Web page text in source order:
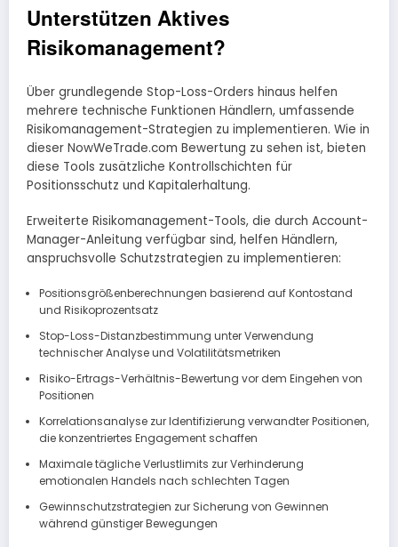
Unterstützen Aktives
Risikomanagement?
Über grundlegende Stop-Loss-Orders hinaus helfen
mehrere technische Funktionen Händlern, umfassende
Risikomanagement-Strategien zu implementieren. Wie in
dieser NowWeTrade.com Bewertung zu sehen ist, bieten
diese Tools zusätzliche Kontrollschichten für
Positionsschutz und Kapitalerhaltung.
Erweiterte Risikomanagement-Tools, die durch Account-
Manager-Anleitung verfügbar sind, helfen Händlern,
anspruchsvolle Schutzstrategien zu implementieren:
Positionsgrößenberechnungen basierend auf Kontostand
und Risikoprozentsatz
Stop-Loss-Distanzbestimmung unter Verwendung
technischer Analyse und Volatilitätsmetriken
Risiko-Ertrags-Verhältnis-Bewertung vor dem Eingehen von
Positionen
Korrelationsanalyse zur Identifizierung verwandter Positionen,
die konzentriertes Engagement schaffen
Maximale tägliche Verlustlimits zur Verhinderung
emotionalen Handels nach schlechten Tagen
Gewinnschutzstrategien zur Sicherung von Gewinnen
während günstiger Bewegungen